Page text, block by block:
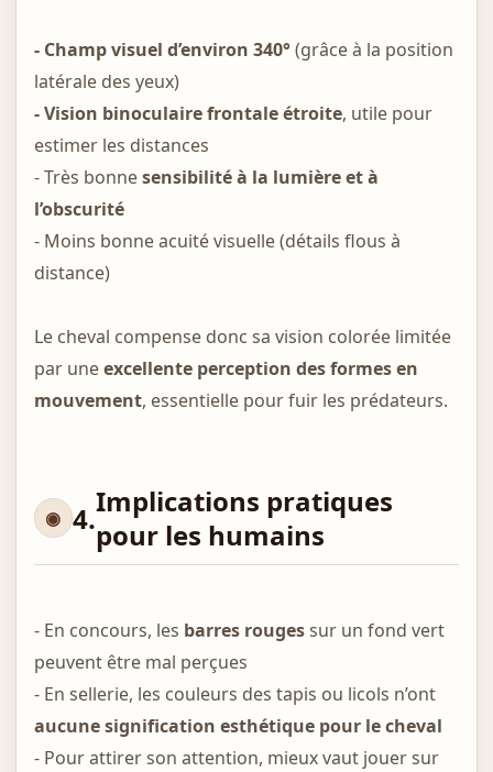
- Champ visuel d’environ 340°(grâce à la position
latérale des yeux)
- Vision binoculaire frontale étroite, utile pour
estimer les distances
- Très bonnesensibilité à la lumière et à
l’obscurité
- Moins bonne acuité visuelle (détails flous à
distance)
Le cheval compense donc sa vision colorée limitée
par uneexcellente perception des formes en
mouvement, essentielle pour fuir les prédateurs.
4.Implications pratiques
pour les humains
- En concours, les barres rougessur un fond vert
peuvent être mal perçues
- En sellerie, les couleurs des tapis ou licols n’ont
aucune signification esthétique pour le cheval
- Pour attirer son attention, mieux vaut jouer sur